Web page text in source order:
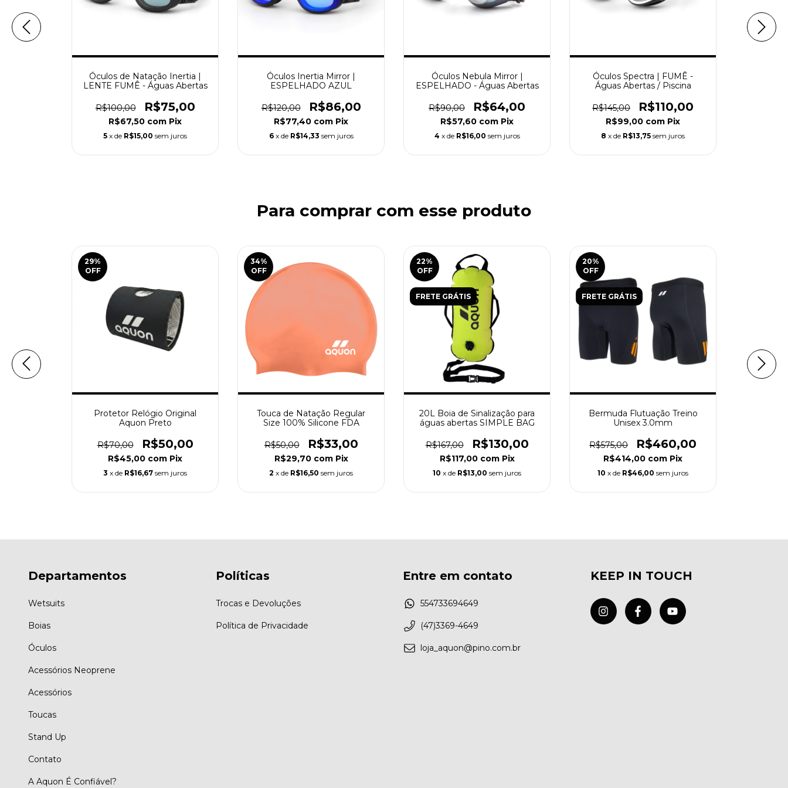
Óculos de Natação Inertia |
LENTE FUMÊ - Águas Abertas
R$100,00 R$75,00
R$67,50 com Pix
5 x de R$15,00 sem juros
Óculos Inertia Mirror |
ESPELHADO AZUL
R$120,00 R$86,00
R$77,40 com Pix
6 x de R$14,33 sem juros
Óculos Nebula Mirror |
ESPELHADO - Águas Abertas
R$90,00 R$64,00
R$57,60 com Pix
4 x de R$16,00 sem juros
Óculos Spectra | FUMÊ -
Águas Abertas / Piscina
R$145,00 R$110,00
R$99,00 com Pix
8 x de R$13,75 sem juros
Para comprar com esse produto
29%
OFF
Protetor Relógio Original
Aquon Preto
R$70,00 R$50,00
R$45,00 com Pix
3 x de R$16,67 sem juros
34%
OFF
Touca de Natação Regular
Size 100% Silicone FDA
R$50,00 R$33,00
R$29,70 com Pix
2 x de R$16,50 sem juros
22%
OFF
FRETE GRÁTIS
20L Boia de Sinalização para
águas abertas SIMPLE BAG
R$167,00 R$130,00
R$117,00 com Pix
10 x de R$13,00 sem juros
20%
OFF
FRETE GRÁTIS
Bermuda Flutuação Treino
Unisex 3.0mm
R$575,00 R$460,00
R$414,00 com Pix
10 x de R$46,00 sem juros
Departamentos
Wetsuits
Boias
Óculos
Acessórios Neoprene
Acessórios
Toucas
Stand Up
Contato
A Aquon É Confiável?
Políticas
Trocas e Devoluções
Política de Privacidade
Entre em contato
554733694649
(47)3369-4649
loja_aquon@pino.com.br
KEEP IN TOUCH